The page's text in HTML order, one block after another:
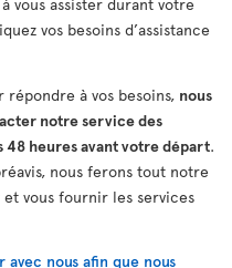
vos besoins d’assistance
répondre à vos besoins, nous
notre service des
48 heures avant votre départ.
nous ferons tout notre
vous fournir les services
avec nous afin que nous